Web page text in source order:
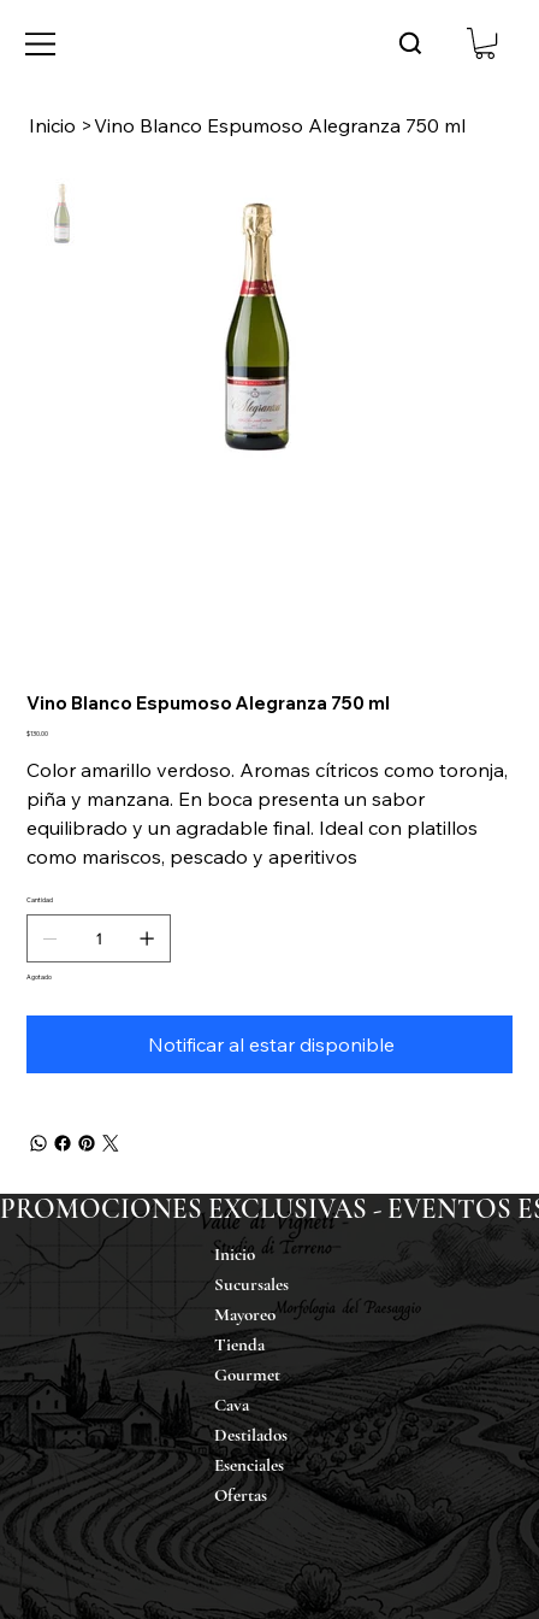
Inicio >Vino Blanco Espumoso Alegranza 750 ml
Vino Blanco Espumoso Alegranza 750 ml
Precio
$130.00
Color amarillo verdoso. Aromas cítricos como toronja,
piña y manzana. En boca presenta un sabor
equilibrado y un agradable final. Ideal con platillos
como mariscos, pescado y aperitivos
Cantidad
Agotado
Notificar al estar disponible
PROMOCIONES EXCLUSIVAS - EVENTOS
Inicio
Sucursales
Mayoreo
Tienda
Gourmet
Cava
Destilados
Esenciales
Ofertas